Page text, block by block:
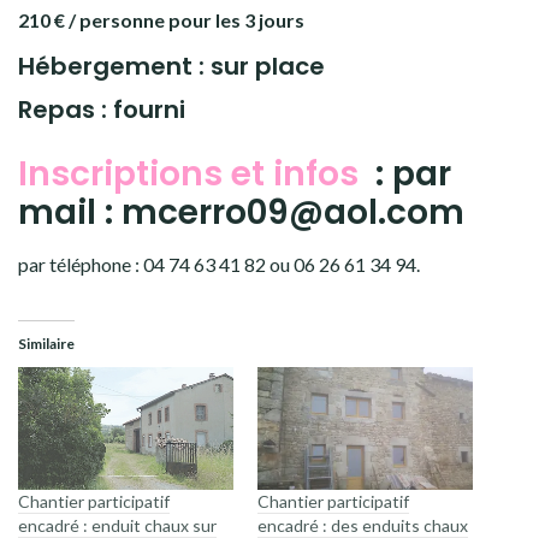
210 € / personne pour les 3 jours
Hébergement : sur place
Repas : fourni
Inscriptions et infos : par
mail : mcerro09@aol.com
par téléphone : 04 74 63 41 82 ou 06 26 61 34 94.
Similaire
Chantier participatif
encadré : enduit chaux sur
Chantier participatif
encadré : des enduits chaux